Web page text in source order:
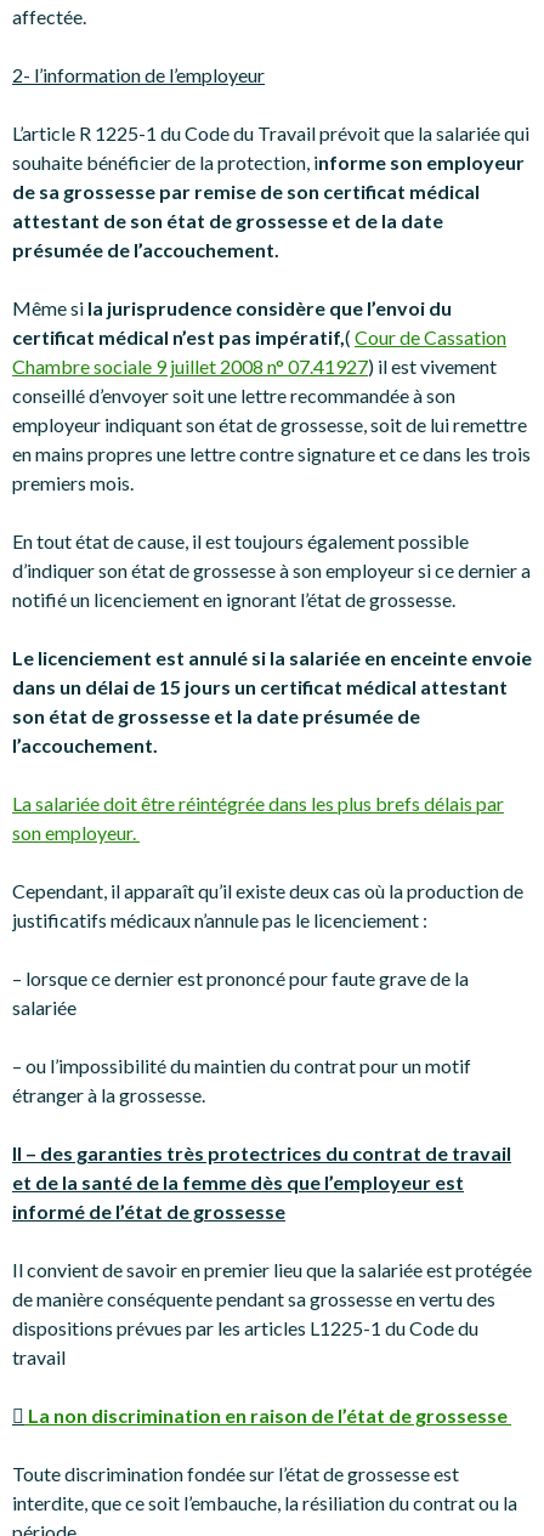
affectée.
2- l’information de l’employeur
L’article R 1225-1 du Code du Travail prévoit que la salariée qui
souhaite bénéficier de la protection, informe son employeur
de sa grossesse par remise de son certificat médical
attestant de son état de grossesse et de la date
présumée de l’accouchement.
Même si la jurisprudence considère que l’envoi du
certificat médical n’est pas impératif,( Cour de Cassation
Chambre sociale 9 juillet 2008 n° 07.41927) il est vivement
conseillé d’envoyer soit une lettre recommandée à son
employeur indiquant son état de grossesse, soit de lui remettre
en mains propres une lettre contre signature et ce dans les trois
premiers mois.
En tout état de cause, il est toujours également possible
d’indiquer son état de grossesse à son employeur si ce dernier a
notifié un licenciement en ignorant l’état de grossesse.
Le licenciement est annulé si la salariée en enceinte envoie
dans un délai de 15 jours un certificat médical attestant
son état de grossesse et la date présumée de
l’accouchement.
La salariée doit être réintégrée dans les plus brefs délais par
son employeur.
Cependant, il apparaît qu’il existe deux cas où la production de
justificatifs médicaux n’annule pas le licenciement :
– lorsque ce dernier est prononcé pour faute grave de la
salariée
– ou l’impossibilité du maintien du contrat pour un motif
étranger à la grossesse.
II – des garanties très protectrices du contrat de travail
et de la santé de la femme dès que l’employeur est
informé de l’état de grossesse
Il convient de savoir en premier lieu que la salariée est protégée
de manière conséquente pendant sa grossesse en vertu des
dispositions prévues par les articles L1225-1 du Code du
travail
 La non discrimination en raison de l’état de grossesse
Toute discrimination fondée sur l’état de grossesse est
interdite, que ce soit l’embauche, la résiliation du contrat ou la